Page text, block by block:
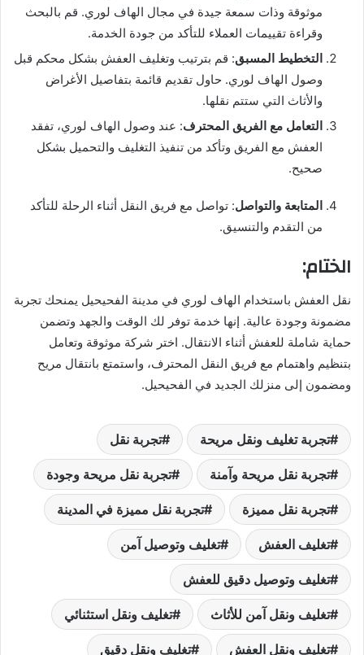
موثوقة وذات سمعة جيدة في مجال الهاف لوري. قم بالبحث
وقراءة تقييمات العملاء للتأكد من جودة الخدمة.
التخطيط المسبق: قم بترتيب وتغليف العفش بشكل محكم قبل
وصول الهاف لوري. حاول تقديم قائمة بتفاصيل الأغراض
والأثاث التي ستتم نقلها.
التعامل مع الفريق المحترف: عند وصول الهاف لوري، تفقد
العفش مع الفريق وتأكد من تنفيذ التغليف والتحميل بشكل
صحيح.
المتابعة والتواصل: تواصل مع فريق النقل أثناء الرحلة للتأكد
من التقدم والتنسيق.
الختام:
نقل العفش باستخدام الهاف لوري في مدينة الفحيحيل يمنحك تجربة
مضمونة وجودة عالية. إنها خدمة توفر لك الوقت والجهد وتضمن
حماية شاملة للعفش أثناء الانتقال. اختر شركة موثوقة وتعامل
بتنظيم واهتمام مع فريق النقل المحترف، واستمتع بانتقال مريح
ومضمون إلى منزلك الجديد في الفحيحيل.
تجربة تغليف ونقل مريحة تجربة نقل
تجربة نقل مريحة وآمنة تجربة نقل مريحة وجودة
تجربة نقل مميزة تجربة نقل مميزة في المدينة
تغليف العفش تغليف وتوصيل آمن
تغليف وتوصيل دقيق للعفش
تغليف ونقل آمن للأثاث تغليف ونقل استثنائي
تغليف ونقل العفش تغليف ونقل دقيق